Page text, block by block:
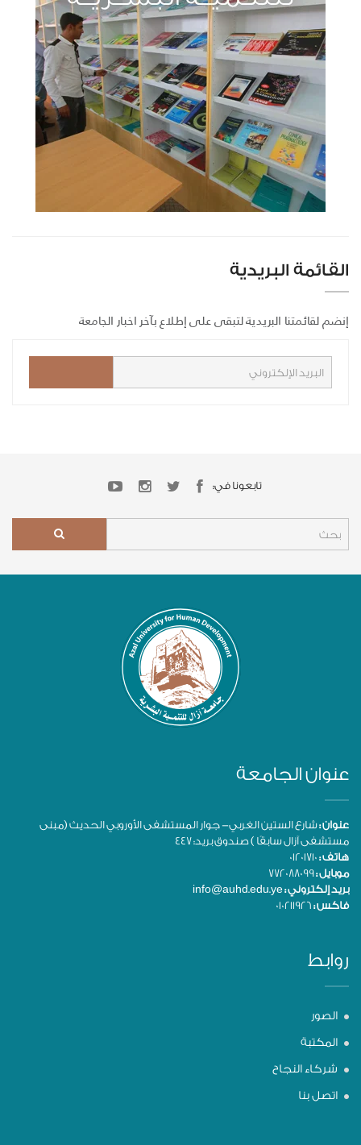
القائمة البريدية
إنضم لقائمتنا البريدية لتبقى على إطلاع بآخر اخبار الجامعة
تابعونا في:
عنوان الجامعة
عنوان :شارع الستين الغربي- جوار المستشفى الأوروبي الحديث (مبنى
مستشفى آزال سابقًا ) صندوق بريد: 447
هاتف :
موبايل :
بريد إلكتروني :
فاكس :
روابط
الصور
المكتبة
شركاء النجاح
اتصل بنا